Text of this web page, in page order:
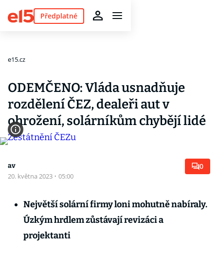
Předplatné
e15.cz
ODEMČENO: Vláda usnadňuje
rozdělení ČEZ, dealeři aut v
ohrožení, solárníkům chybějí lidé
av
20. května 2023 · 05:00
0
Největší solární firmy loni mohutně nabíraly.
Úzkým hrdlem zůstávají revizáci a
projektanti